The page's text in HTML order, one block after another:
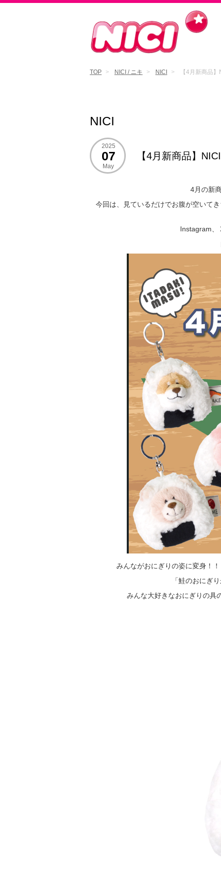
TOP NICI / ニキ NICI 【4月新商品
NICI
2025
07
May
【4月新商品】
4月の新
今回は、見ているだけでお腹が空いて
Instagram、
みんながおにぎりの姿に変身！
「鮭のおにぎ
みんな大好きなおにぎりの具